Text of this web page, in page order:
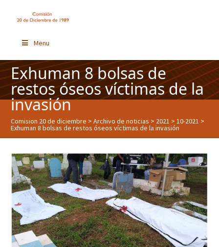
Menu
Exhuman 8 bolsas de
restos óseos víctimas de la
invasión
Comision 20 de diciembre >Archivo de noticias > 2021 >10-2021 >
Exhuman 8 bolsas de restos óseos víctimas de la invasión